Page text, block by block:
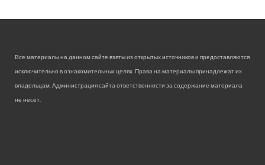
Все материалы на данном сайте взяты из открытых источников и предоставляются
исключительно в ознакомительных целях. Права на материалы принадлежат их
владельцам. Администрация сайта ответственности за содержание материала
не несет.